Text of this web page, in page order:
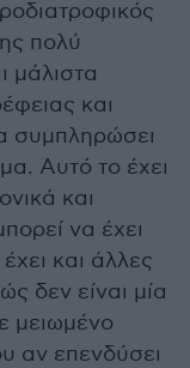
πολύ
μάλιστα
και
συμπληρώσει
Αυτό το έχει
και
να έχει
και άλλες
δεν είναι μία
μειωμένο
αν επενδύσει